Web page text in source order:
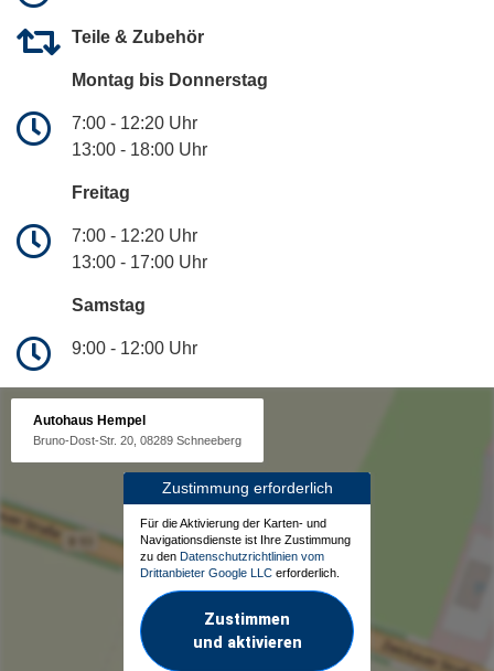
Teile & Zubehör
Montag bis Donnerstag
7:00 - 12:20 Uhr
13:00 - 18:00 Uhr
Freitag
7:00 - 12:20 Uhr
13:00 - 17:00 Uhr
Samstag
9:00 - 12:00 Uhr
Autohaus Hempel
Bruno-Dost-Str. 20, 08289 Schneeberg
Zustimmung erforderlich
Für die Aktivierung der Karten- und
Navigationsdienste ist Ihre Zustimmung
zu den Datenschutzrichtlinien vom
Drittanbieter Google LLC erforderlich.
Zustimmen
und aktivieren